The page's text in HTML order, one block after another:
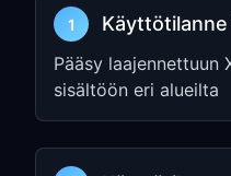
Xbox Live -
pysyy
Vaihe 2:
1 Käyttötilanne
Pääsy laajennettuun
sisältöön eri alueilta